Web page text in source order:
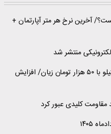
آخرین نرخ هر متر آپارتمان +
منتشر شد
هشدار درباره بازار مرغ؛ فروش هر کیلو با ۵۰ هزار تومان زیان/ افزایش